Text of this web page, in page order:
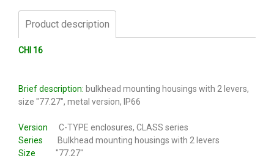
Product description
CHI 16
Brief description: bulkhead mounting housings with 2 levers,
size "77.27", metal version, IP66
Version C-TYPE enclosures, CLASS series
Series Bulkhead mounting housings with 2 levers
Size
"77.27"